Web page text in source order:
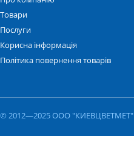
Товари
Послуги
Корисна інформація
Політика повернення товарів
© 2012—2025 ООО "КИЕВЦВЕТМЕТ"